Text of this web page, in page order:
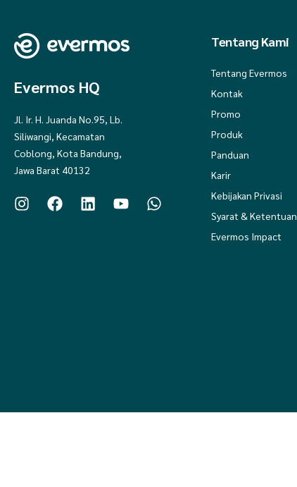
Evermos HQ
Jl. Ir. H. Juanda No.95, Lb.
Siliwangi, Kecamatan
Coblong, Kota Bandung,
Jawa Barat 40132
Tentang Kami
Tentang Evermos
Kontak
Promo
Produk
Panduan
Karir
Kebijakan Privasi
Syarat & Ketentuan
Evermos Impact